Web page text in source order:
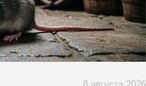
8 августа 2026